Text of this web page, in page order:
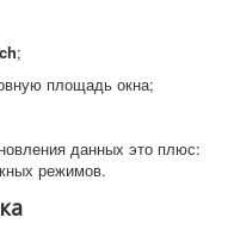
;
площадь окна;
данных это плюс:
режимов.